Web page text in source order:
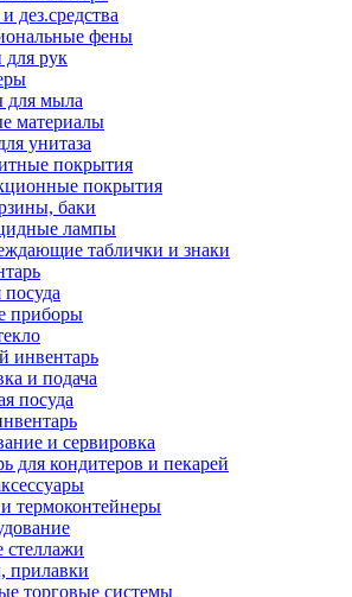
фены
рук
для мыла
материалы
унитаза
покрытия
покрытия
баки
лампы
таблички и знаки
приборы
инвентарь
и подача
посуда
и сервировка
для кондитеров и пекарей
термоконтейнеры
стеллажи
прилавки
торговые системы